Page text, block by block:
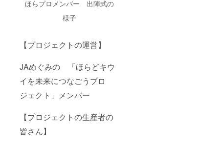
ほらプロメンバー 出陣式の
様子
【プロジェクトの運営】
JAめぐみの 「ほらどキウ
イを未来につなごうプロ
ジェクト」メンバー
【プロジェクトの生産者の
皆さん】